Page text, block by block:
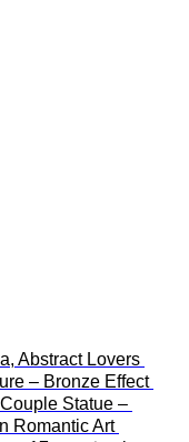
Abstract Lovers
– Bronze Effect
Statue –
Romantic Art